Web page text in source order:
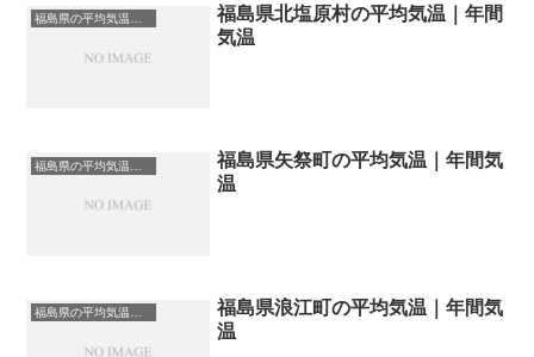
福島県北塩原村の平均気温｜年間
気温
福島県矢祭町の平均気温｜年間気
温
福島県の平均気温まとめ
福島県浪江町の平均気温｜年間気
温